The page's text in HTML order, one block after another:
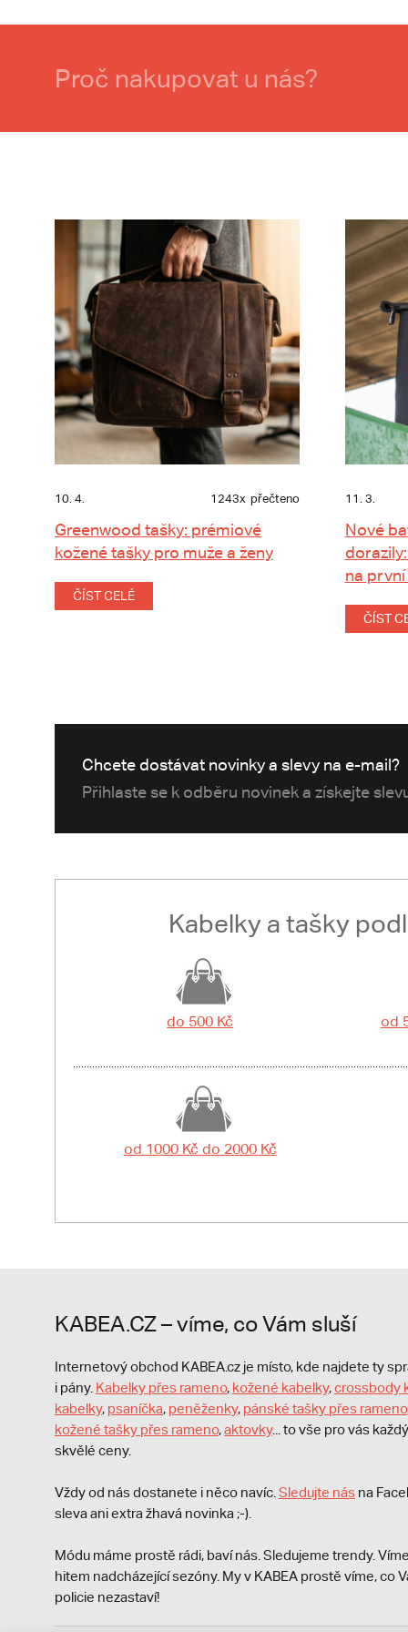
Proč nakupovat u nás?
10. 4. 1243x přečteno
Greenwood tašky: prémiové
kožené tašky pro muže a ženy
ČÍST CELÉ
11. 3.
Nové
na
ČÍST
Chcete dostávat novinky a slevy na e-mail?
Přihlaste se k odběru novinek a získejte
Kabelky a tašky
do 500 Kč od
od 1000 Kč do 2000 Kč
KABEA.CZ – víme, co Vám sluší
Internetový obchod KABEA.cz je místo, kde najdete ty
i pány. Kabelky přes rameno, kožené kabelky,crossbody
kabelky, psaníčka, peněženky, pánské tašky přes rameno
kožené tašky přes rameno,aktovky... to vše pro vás
skvělé ceny.
Vždy od nás dostanete i něco navíc. Sledujte nás na
sleva ani extra žhavá novinka ;-).
Módu máme prostě rádi, baví nás. Sledujeme trendy.
hitem nadcházející sezóny. My v KABEA prostě víme, co
policie nezastaví!